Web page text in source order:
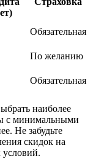
Обязательная
По желанию
Обязательная
наиболее
с минимальными
Не забудьте
скидок на
условий.